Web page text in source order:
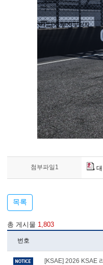
첨부파일1
목록
총 게시물 1,803
번호
[KSAE] 2026 KSAE